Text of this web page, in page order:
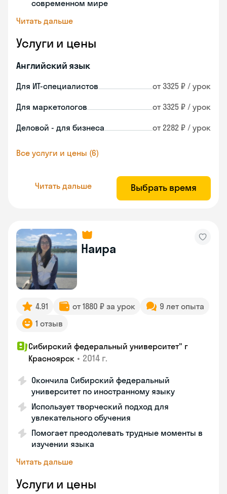
современном мире
Читать дальше
Услуги и цены
Английский язык
Для ИТ-специалистов от 3325 ₽ / урок
Для маркетологов от 3325 ₽ / урок
Деловой - для бизнеса от 2282 ₽ / урок
Все услуги и цены (6)
Читать дальше Выбрать время
Наира
4.91 от 1880 ₽ за урок
9 лет опыта
1 отзыв
Сибирский федеральный университет" г
Красноярск • 2014 г.
Окончила Сибирский федеральный
университет по иностранному языку
Использует творческий подход для
увлекательного обучения
Помогает преодолевать трудные моменты в
изучении языка
Читать дальше
Услуги и цены